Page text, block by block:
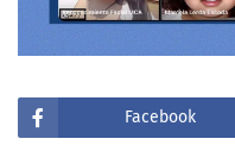
Facebook